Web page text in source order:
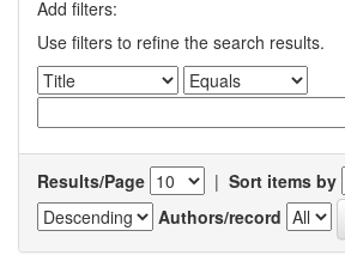
Add filters:
Use filters to refine the search results.
Results/Page | Sort items by
Authors/record